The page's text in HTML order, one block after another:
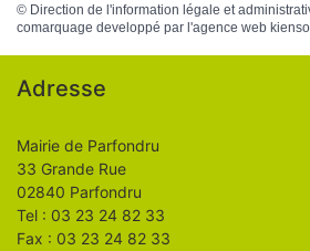
© Direction de l'information légale et
comarquage developpé par l'agence web
Adresse
Mairie de Parfondru
33 Grande Rue
02840 Parfondru
Tel : 03 23 24 82 33
Fax : 03 23 24 82 33